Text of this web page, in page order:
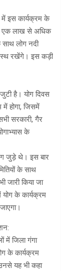
में इस कार्यक्रम के
एक लाख से अधिक
साथ लोग नदी
रखेंगे। इस कड़ी
है। योग दिवस
होगा, जिसमें
सरकारी, गैर
के
जुड़े थे। इस बार
के साथ
जारी किया जा
योग के कार्यक्रम
में जिला गंगा
के कार्यक्रम
यह भी कहा